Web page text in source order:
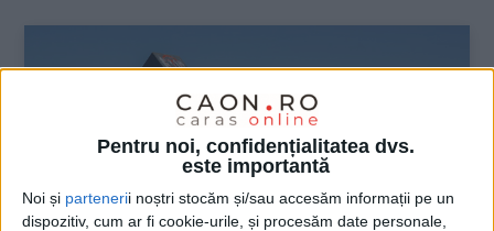
Pentru noi, confidențialitatea dvs.
este importantă
Noi și partenerii noștri stocăm și/sau accesăm informații pe un
dispozitiv, cum ar fi cookie-urile, și procesăm date personale,